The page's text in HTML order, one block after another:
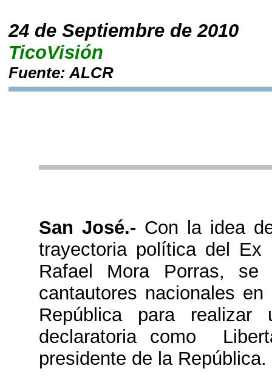
24 de Septiembre de 2010
TicoVisión
Fuente: ALCR
San José.- Con la idea
trayectoria política del Ex
Rafael Mora Porras,
cantautores nacionales
República para
declaratoria como
presidente de la República.